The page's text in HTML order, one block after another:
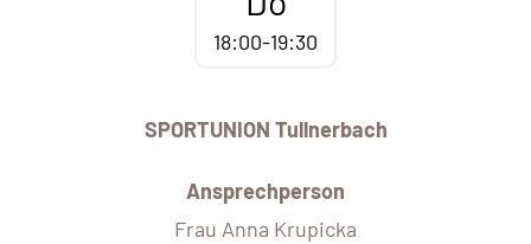
18:00-19:30
SPORTUNION Tullnerbach
Ansprechperson
Frau Anna Krupicka